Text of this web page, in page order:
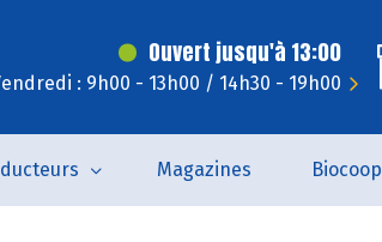
Ouvert jusqu'à 13:00
: 9h00 - 13h00 / 14h30 - 19h00
Magazines Biocoop